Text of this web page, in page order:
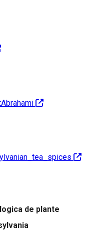
de plante